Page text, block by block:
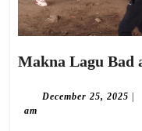
Makna Lagu Bad
December 25, 2025 |
am